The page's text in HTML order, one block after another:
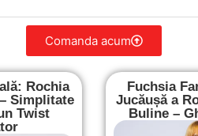
Comanda acum
Rochia
Simplitate
Twist
Fuchsia
Jucăușă a
Buline –